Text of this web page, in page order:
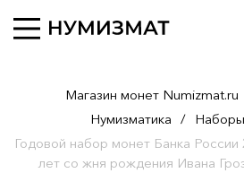
Магазин монет Numizmat.ru
Нумизматика /
Годовой набор монет Банка
лет со жня рождения Ивана